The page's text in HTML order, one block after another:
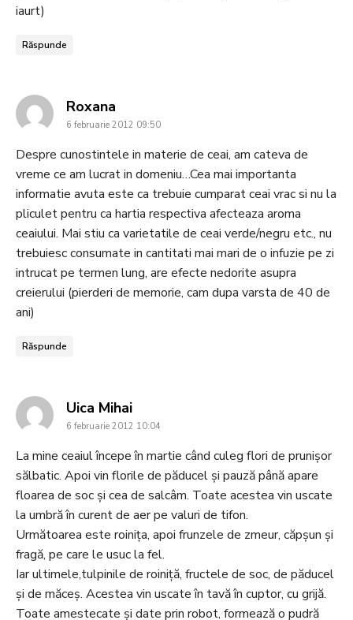
iaurt)
Răspunde
Roxana
6 februarie 2012 09:50
Despre cunostintele in materie de ceai, am cateva de
vreme ce am lucrat in domeniu…Cea mai importanta
informatie avuta este ca trebuie cumparat ceai vrac si nu la
pliculet pentru ca hartia respectiva afecteaza aroma
ceaiului. Mai stiu ca varietatile de ceai verde/negru etc., nu
trebuiesc consumate in cantitati mai mari de o infuzie pe zi
intrucat pe termen lung, are efecte nedorite asupra
creierului (pierderi de memorie, cam dupa varsta de 40 de
ani)
Răspunde
Uica Mihaisays:
6 februarie 2012 10:04
La mine ceaiul începe în martie când culeg flori de prunişor
sălbatic. Apoi vin florile de păducel şi pauză până apare
floarea de soc şi cea de salcâm. Toate acestea vin uscate
la umbră în curent de aer pe valuri de tifon.
Următoarea este roiniţa, apoi frunzele de zmeur, căpşun şi
fragă, pe care le usuc la fel.
Iar ultimele,tulpinile de roiniţă, fructele de soc, de păducel
şi de măceş. Acestea vin uscate în tavă în cuptor, cu grijă.
Toate amestecate şi date prin robot, formează o pudră